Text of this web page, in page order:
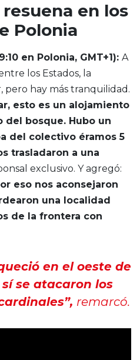
en los
Polonia
en Polonia, GMT+1): A
los Estados, la
pero hay más tranquilidad.
esto es un alojamiento
del bosque. Hubo un
del colectivo éramos 5
trasladaron a una
exclusivo. Y agregó:
eso nos aconsejaron
una localidad
de la frontera con
en el oeste de
se atacaron los
remarcó.